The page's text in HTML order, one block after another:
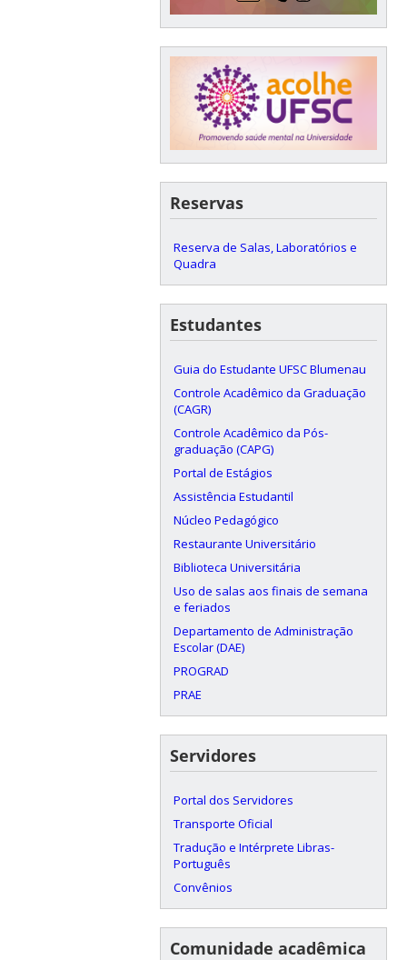
Reservas
Reserva de Salas, Laboratórios e
Quadra
Estudantes
Guia do Estudante UFSC Blumenau
Controle Acadêmico da Graduação
(CAGR)
Controle Acadêmico da Pós-
graduação (CAPG)
Portal de Estágios
Assistência Estudantil
Núcleo Pedagógico
Restaurante Universitário
Biblioteca Universitária
Uso de salas aos finais de semana
e feriados
Departamento de Administração
Escolar (DAE)
PROGRAD
PRAE
Servidores
Portal dos Servidores
Transporte Oficial
Tradução e Intérprete Libras-
Português
Convênios
Comunidade acadêmica